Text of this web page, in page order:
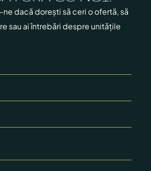
dacă dorești să ceri o ofertă, să
sau ai întrebări despre unitățile